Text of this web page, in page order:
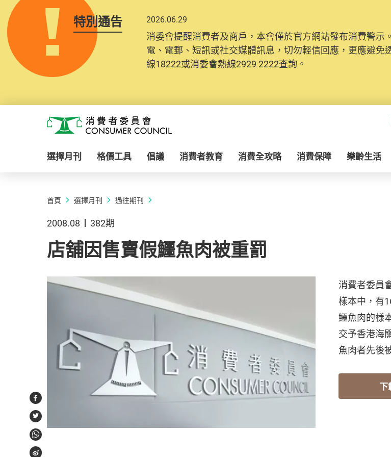
特別通告 2026.06.29
消委會提醒消費者及商戶，本會僅於官方網站發布消費警
電、電郵、短訊或社交媒體訊息，切勿輕信回應，更應避
線18222或消委會熱線2929 2222查詢。
消費者委員會
選擇月刊 格價工具 倡議 消費者教育 消費全攻略 消費保障 樂齡生活
首頁 選擇月刊 過往期刊
2008.08 382期
店舖因售賣假鱷魚肉被重罰
消費者委員
樣本中，有
鱷魚肉的樣
交予香港海
魚肉者先後
下
Facebook
Twitter
WhatsApp